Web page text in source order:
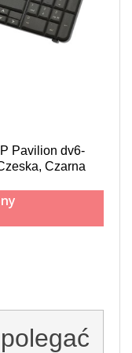
Pavilion dv6-
Czarna